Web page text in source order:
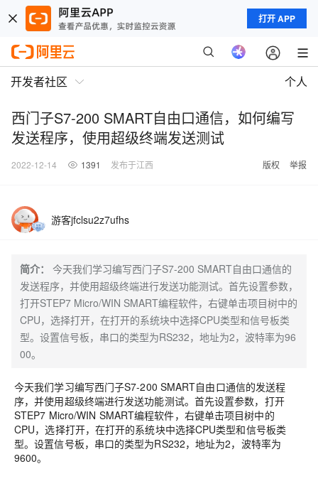
打开 APP
开发者社区 个人
西门子S7-200 SMART自由口通信，如何编写
发送程序，使用超级终端发送测试
2022-12-14 1391 发布于江西 版权 举报
游客jfclsu2z7ufhs
简介：
今天我们学习编写西门子S7-200 SMART自由口通信的
发送程序，并使用超级终端进行发送功能测试。首先设置参数，
打开STEP7 Micro/WIN SMART编程软件，右键单击项目树中的
CPU，选择打开，在打开的系统块中选择CPU类型和信号板类
型。设置信号板，串口的类型为RS232，地址为2，波特率为96
00。
今天我们学习编写西门子S7-200 SMART自由口通信的发送程
序，并使用超级终端进行发送功能测试。首先设置参数，打开
STEP7 Micro/WIN SMART编程软件，右键单击项目树中的
CPU，选择打开，在打开的系统块中选择CPU类型和信号板类
型。设置信号板，串口的类型为RS232，地址为2，波特率为
9600。